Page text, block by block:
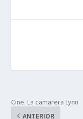
Cine. La camarera Lynn
ANTERIOR